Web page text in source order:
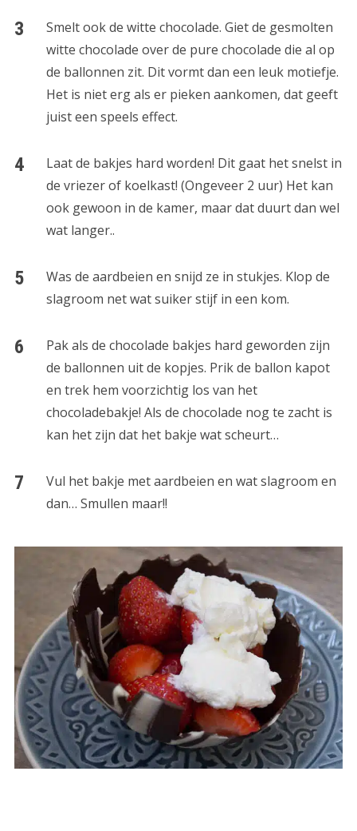
Smelt ook de witte chocolade. Giet de gesmolten
witte chocolade over de pure chocolade die al op
de ballonnen zit. Dit vormt dan een leuk motiefje.
Het is niet erg als er pieken aankomen, dat geeft
juist een speels effect.
Laat de bakjes hard worden! Dit gaat het snelst in
de vriezer of koelkast! (Ongeveer 2 uur) Het kan
ook gewoon in de kamer, maar dat duurt dan wel
wat langer..
Was de aardbeien en snijd ze in stukjes. Klop de
slagroom net wat suiker stijf in een kom.
Pak als de chocolade bakjes hard geworden zijn
de ballonnen uit de kopjes. Prik de ballon kapot
en trek hem voorzichtig los van het
chocoladebakje! Als de chocolade nog te zacht is
kan het zijn dat het bakje wat scheurt…
Vul het bakje met aardbeien en wat slagroom en
dan… Smullen maar!!